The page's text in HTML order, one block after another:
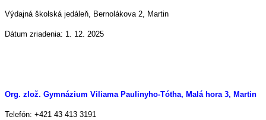
Výdajná školská jedáleň, Bernolákova 2, Martin
Dátum zriadenia: 1. 12. 2025
Org. zlož. Gymnázium Viliama Paulinyho-Tótha, Malá hora 3, Martin
Telefón: +421 43 413 3191